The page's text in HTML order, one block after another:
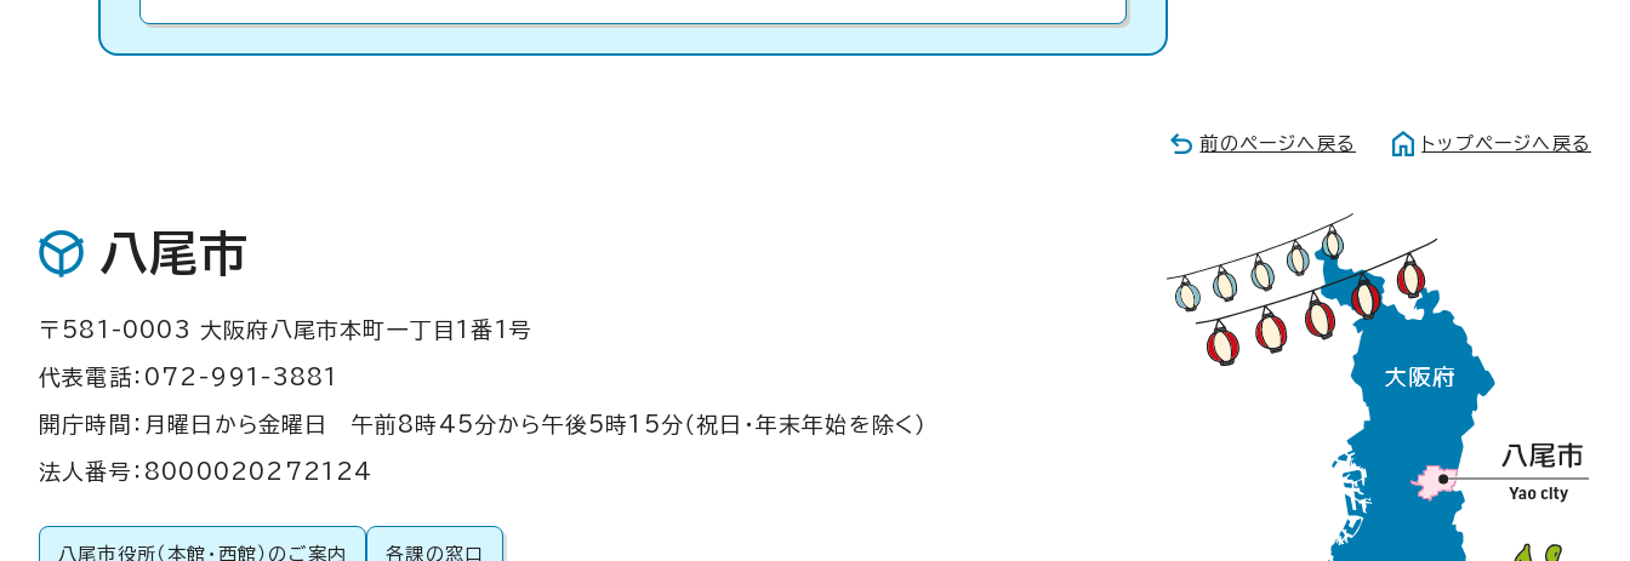
前のページへ戻る トップページへ戻る
八尾市
〒581-0003 大阪府八尾市本町一丁目1番1号
代表電話：072-991-3881
開庁時間：月曜日から金曜日 午前8時45分から午後5時15分（祝日・年末年始を除く）
法人番号：8000020272124
八尾市役所（本館・西館）のご案内 各課の窓口